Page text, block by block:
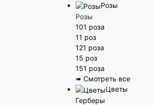
Розы
Розы
101 роза
11 роз
121 роза
15 роз
151 роза
➠ Смотреть все
Цветы
Герберы